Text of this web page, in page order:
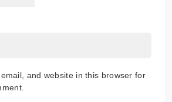
and website in this browser for